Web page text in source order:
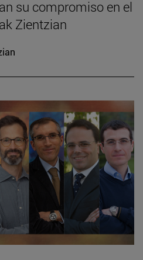
su compromiso en el
Zientzian